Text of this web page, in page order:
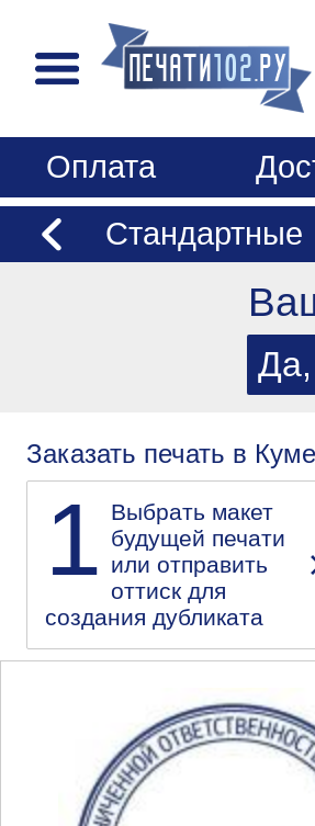
Оплата
Стандартные
Заказать печать в
1 Выбрать макет
будущей печати
или отправить
оттиск для
создания дубликата